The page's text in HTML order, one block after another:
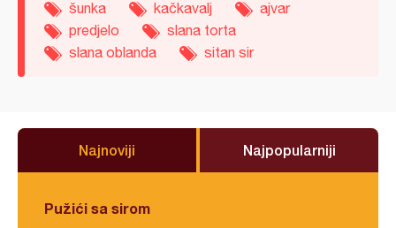
šunka kačkavalj
ajvar
predjelo
slana torta
slana oblanda
sitan sir
Najnoviji Najpopularniji
Pužići sa sirom